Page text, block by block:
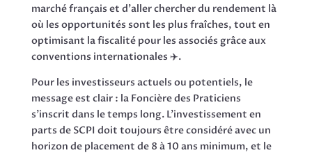
marché français et d’aller chercher du rendement là
où les opportunités sont les plus fraîches, tout en
optimisant la fiscalité pour les associés grâce aux
conventions internationales ✈️.
Pour les investisseurs actuels ou potentiels, le
message est clair : la Foncière des Praticiens
s’inscrit dans le temps long. L’investissement en
parts de SCPI doit toujours être considéré avec un
horizon de placement de 8 à 10 ans minimum, et le